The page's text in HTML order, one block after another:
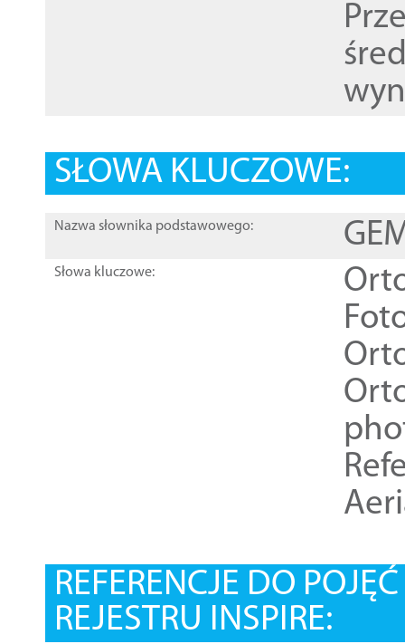
SŁOWA KLUCZOWE:
Nazwa słownika podstawowego:
Słowa kluczowe:
REFERENCJE DO
REJESTRU INSPIRE: